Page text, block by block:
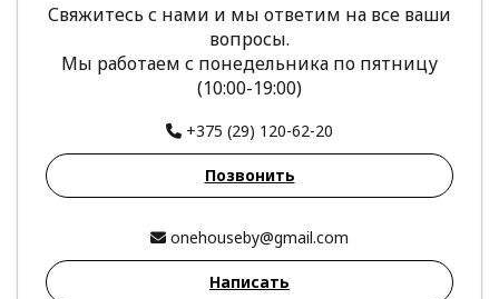
Свяжитесь с нами и мы ответим на все ваши
вопросы.
Мы работаем с понедельника по пятницу
(10:00-19:00)
+375 (29) 120-62-20
Позвонить
onehouseby@gmail.com
Написать